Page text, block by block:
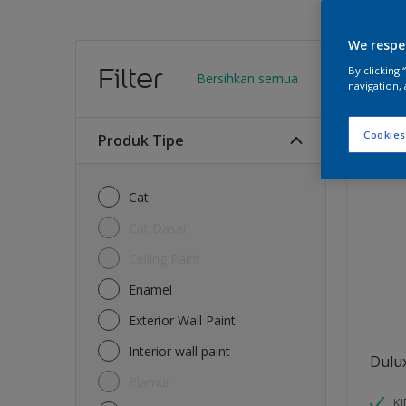
Filter Bersihkan semua
Produk Tipe
Cat
Enamel
Exterior Wall Paint
Interior wall paint
We
By clicking
navigation,